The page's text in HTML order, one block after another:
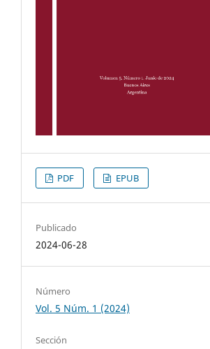
PDF EPUB
Publicado
2024-06-28
Número
Vol. 5 Núm. 1 (2024)
Sección